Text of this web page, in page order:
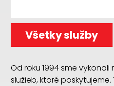
Všetky služby
Od roku 1994 sme
služieb, ktoré poskytujeme.